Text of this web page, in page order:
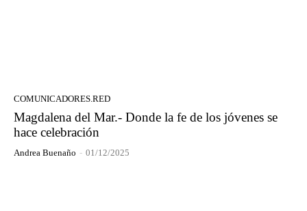
COMUNICADORES.RED
Magdalena del Mar.- Donde la fe de los jóvenes se
hace celebración
Andrea Buenaño - 01/12/2025